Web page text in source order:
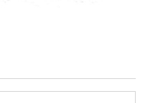
РОКУ